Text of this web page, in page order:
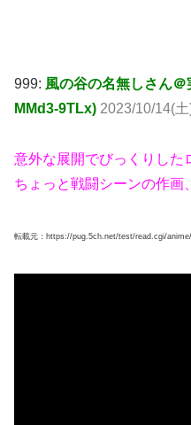
999: 風の谷の名無しさん＠
MMd3-9TLx) 2023/10/14(
意外な展開でびっくりした
ちょっと戦闘シーンの作画
転載元：https://pug.5ch.net/test/read.cgi/